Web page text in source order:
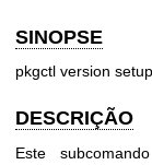
SINOPSE
pkgctl version
DESCRIÇÃO
Este